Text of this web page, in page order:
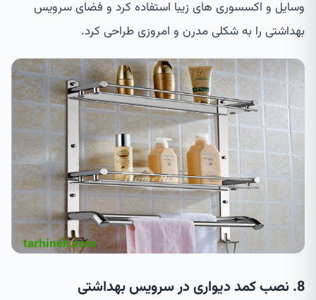
وسایل و اکسسوری های زیبا استفاده کرد و فضای سرویس
بهداشتی را به شکلی مدرن و امروزی طراحی کرد.
8. نصب کمد دیواری در سرویس بهداشتی